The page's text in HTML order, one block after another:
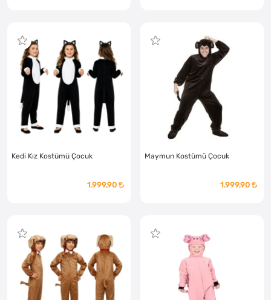
Kedi Kız Kostümü Çocuk
1.999,90
Maymun Kostümü Çocuk
1.999,90